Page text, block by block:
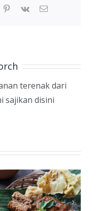
pinterest
vk Email
terenak dari
sajikan disini
Sejarah
Rawon